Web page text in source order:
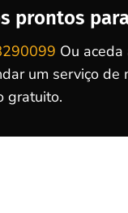
prontos
Ou
um serviço de
gratuito.